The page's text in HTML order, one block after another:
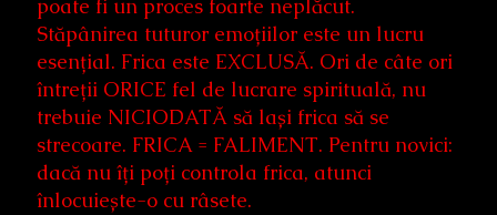
poate fi un proces foarte neplăcut.
Stăpânirea tuturor emoțiilor este un lucru
esențial. Frica este EXCLUSĂ. Ori de câte ori
întreții ORICE fel de lucrare spirituală, nu
trebuie NICIODATĂ să lași frica să se
strecoare. FRICA = FALIMENT. Pentru novici:
dacă nu îți poți controla frica, atunci
înlocuiește-o cu râsete.